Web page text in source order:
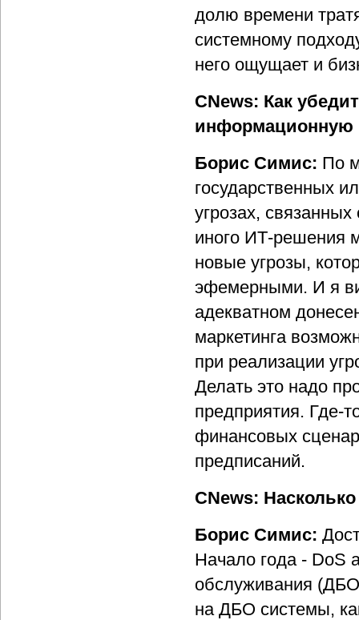
долю времени
системному
него ощущает и
CNews: Как
информационную
Борис Симис: По
государственных
угрозах,
иного ИТ-решения
новые угрозы,
эфемерными. И я
адекватном
маркетинга
при реализации
Делать это надо
предприятия. Где-
финансовых
предписаний.
CNews:
Борис Симис:
Начало года - DoS
обслуживания
на ДБО системы,